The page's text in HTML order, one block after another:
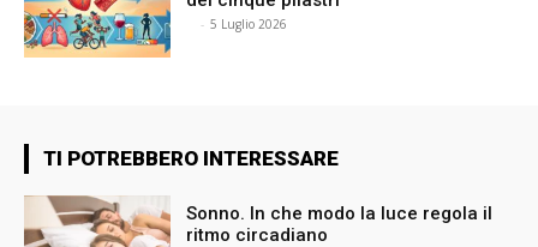
- 5 Luglio 2026
TI POTREBBERO INTERESSARE
Sonno. In che modo la luce regola il
ritmo circadiano